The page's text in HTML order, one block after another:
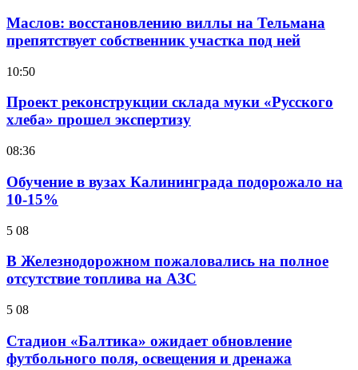
Маслов: восстановлению виллы на Тельмана
препятствует собственник участка под ней
10:50
Проект реконструкции склада муки «Русского
хлеба» прошел экспертизу
08:36
Обучение в вузах Калининграда подорожало на
10-15%
5 08
В Железнодорожном пожаловались на полное
отсутствие топлива на АЗС
5 08
Стадион «Балтика» ожидает обновление
футбольного поля, освещения и дренажа